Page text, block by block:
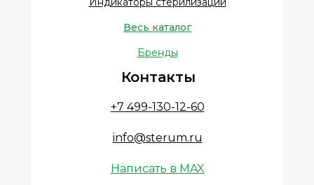
+7 499-130-12-60
info@sterum.ru
Написать в MAX
Контакты
Весь каталог
Бренды